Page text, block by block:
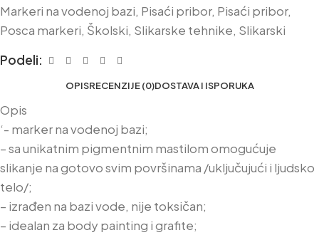
Markeri na vodenoj bazi, Pisaći pribor, Pisaći pribor,
Posca markeri, Školski, Slikarske tehnike, Slikarski
Podeli:
OPISRECENZIJE (0)DOSTAVA I ISPORUKA
Opis
‘- marker na vodenoj bazi;
– sa unikatnim pigmentnim mastilom omogućuje
slikanje na gotovo svim površinama /uključujući i ljudsko
telo/;
– izrađen na bazi vode, nije toksičan;
– idealan za body painting i grafite;